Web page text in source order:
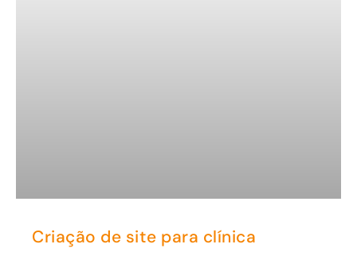
Criação de site para clínica